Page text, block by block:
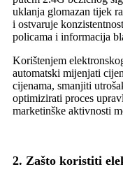
uklanja glomazan tijek
i ostvaruje
policama i informacija
Korištenjem
automatski mijenjati
cijenama, smanjiti
optimizirati proces
marketinške aktivnosti
2. Zašto koristiti